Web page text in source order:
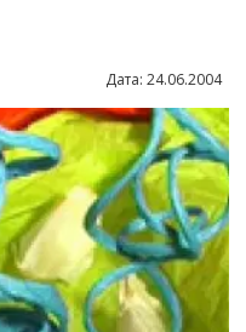
Дата: 24.06.2004